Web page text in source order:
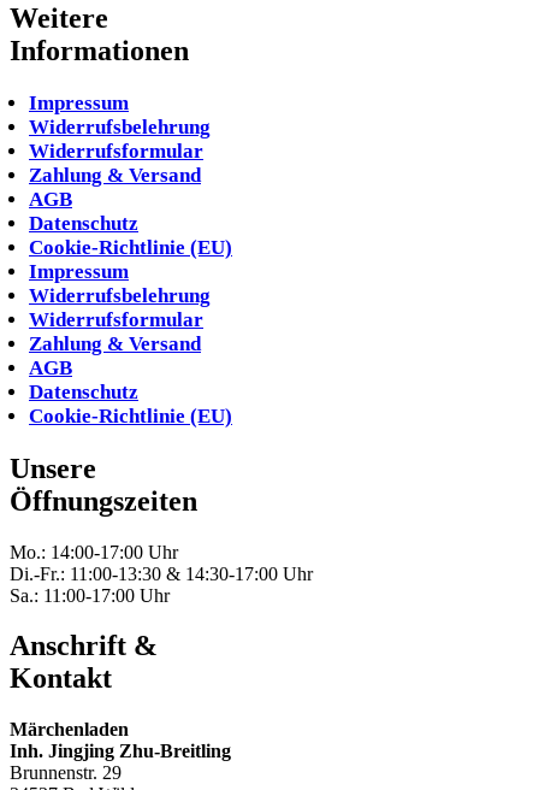
Weitere
Informationen
Impressum
Widerrufsbelehrung
Widerrufsformular
Zahlung & Versand
AGB
Datenschutz
Cookie-Richtlinie (EU)
Impressum
Widerrufsbelehrung
Widerrufsformular
Zahlung & Versand
AGB
Datenschutz
Cookie-Richtlinie (EU)
Unsere
Öffnungszeiten
Mo.: 14:00-17:00 Uhr
Di.-Fr.: 11:00-13:30 & 14:30-17:00 Uhr
Sa.: 11:00-17:00 Uhr
Anschrift &
Kontakt
Märchenladen
Inh. Jingjing Zhu-Breitling
Brunnenstr. 29